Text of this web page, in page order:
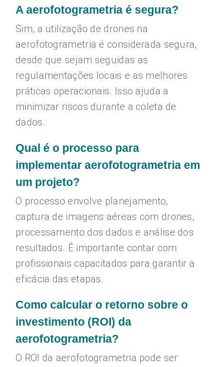
A aerofotogrametria é segura?
Sim, a utilização de drones na
aerofotogrametria é considerada segura,
desde que sejam seguidas as
regulamentações locais e as melhores
práticas operacionais. Isso ajuda a
minimizar riscos durante a coleta de
dados.
Qual é o processo para
implementar aerofotogrametria em
um projeto?
O processo envolve planejamento,
captura de imagens aéreas com drones,
processamento dos dados e análise dos
resultados. É importante contar com
profissionais capacitados para garantir a
eficácia das etapas.
Como calcular o retorno sobre o
investimento (ROI) da
aerofotogrametria?
O ROI da aerofotogrametria pode ser